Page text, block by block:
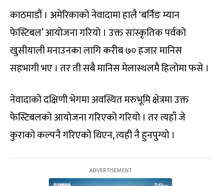
काठमाडौं । अमेरिकाको नेवादामा हालै ‘बर्निङ म्यान
फेस्टिबल’ आयोजना गरियो । उक्त सांस्कृतिक पर्वको
खुसीयाली मनाउनका लागि करीब ७० हजार मानिस
सहभागी भए । तर ती सबै मानिस मेलास्थलमै हिलोमा फसे ।
नेवादाको दक्षिणी भेगमा अवस्थित मरुभूमि क्षेत्रमा उक्त
फेस्टिबलको आयोजना गरिएको गरियो । तर त्यहाँ जे
कुराको कल्पनै गरिएको थिएन, त्यही नै हुनपुग्यो ।